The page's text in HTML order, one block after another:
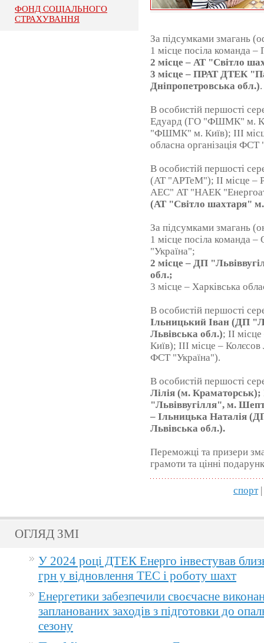
ФОНД СОЦІАЛЬНОГО
СТРАХУВАННЯ
За підсумками змагань
1 місце посіла
2 місце – АТ "Світло
3 місце – ПРАТ ДТЕК
Дніпропетровська обл.).
В особистій першості
Едуард (ГО "ФШМК" м.
"ФШМК" м. Київ); ІІІ
обласна організація ФСТ
В особистій першості
(АТ "АРТеМ"); ІІ місце –
АЕС" АТ "НАЕК
(АТ "Світло шахтаря"
За підсумками змагань
1 місце посіла команда –
"Україна";
2 місце – ДП
обл.;
3 місце – Харківська
В особистій першості
Ільницький Іван (ДП
Львівська обл.); ІІ
Київ); ІІІ місце –
ФСТ "Україна").
В особистій першості
Лілія (м.
"Львіввугілля", м.
– Ільницька Наталія
Львівська обл.).
Переможці та призери
грамоти та цінні
спорт|
ОГЛЯД ЗМІ
У 2024 році ДТЕК Енерго інвестував
грн у відновлення ТЕС і роботу шахт
Енергетики забезпечили своєчасне
запланованих заходів з підготовки до
сезону